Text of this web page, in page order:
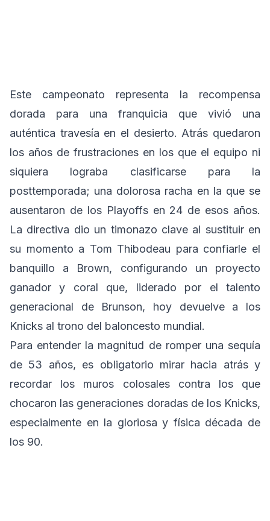
Este campeonato representa la recompensa
dorada para una franquicia que vivió una
auténtica travesía en el desierto. Atrás quedaron
los años de frustraciones en los que el equipo ni
siquiera lograba clasificarse para la
posttemporada; una dolorosa racha en la que se
ausentaron de los Playoffs en 24 de esos años.
La directiva dio un timonazo clave al sustituir en
su momento a Tom Thibodeau para confiarle el
banquillo a Brown, configurando un proyecto
ganador y coral que, liderado por el talento
generacional de Brunson, hoy devuelve a los
Knicks al trono del baloncesto mundial.
Para entender la magnitud de romper una sequía
de 53 años, es obligatorio mirar hacia atrás y
recordar los muros colosales contra los que
chocaron las generaciones doradas de los Knicks,
especialmente en la gloriosa y física década de
los 90.